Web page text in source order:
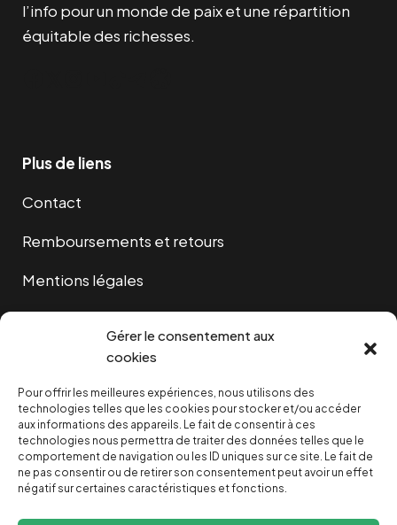
Gérer le consentement aux
cookies
Pour offrir les meilleures expériences, nous utilisons des
technologies telles que les cookies pour stocker et/ou accéder
aux informations des appareils. Le fait de consentir à ces
technologies nous permettra de traiter des données telles que le
comportement de navigation ou les ID uniques sur ce site. Le fait de
ne pas consentir ou de retirer son consentement peut avoir un effet
négatif sur certaines caractéristiques et fonctions.
l’info pour un monde de paix et une répartition
équitable des richesses.
Plus de liens
Contact
Remboursements et retours
Mentions légales
NOUS SOUTENIR
NOTRE NEWSLETTER